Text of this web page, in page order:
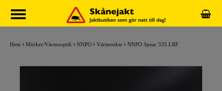
Hem Mörker/Värmeoptik NNPO Värmesikte NNPO Spear 335 LRF